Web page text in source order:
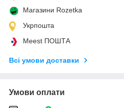
Магазини Rozetka
Укрпошта
Meest ПОШТА
Всі умови доставки
Умови оплати